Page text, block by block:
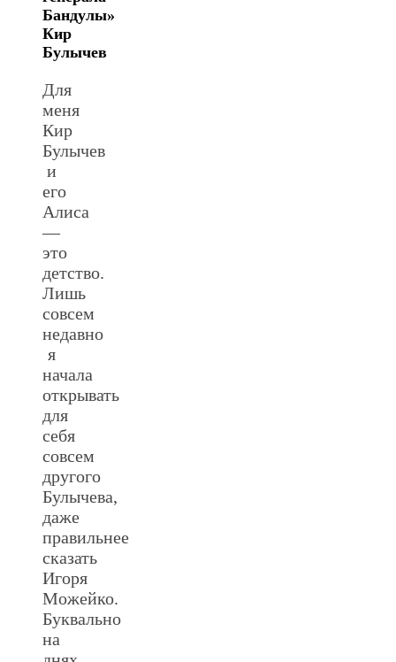
Бандулы»
Кир
Булычев
Для
меня
Кир
Булычев
и
его
Алиса
—
это
детство.
Лишь
совсем
недавно
я
начала
открывать
для
себя
совсем
другого
Булычева,
даже
правильнее
сказать
Игоря
Можейко.
Буквально
на